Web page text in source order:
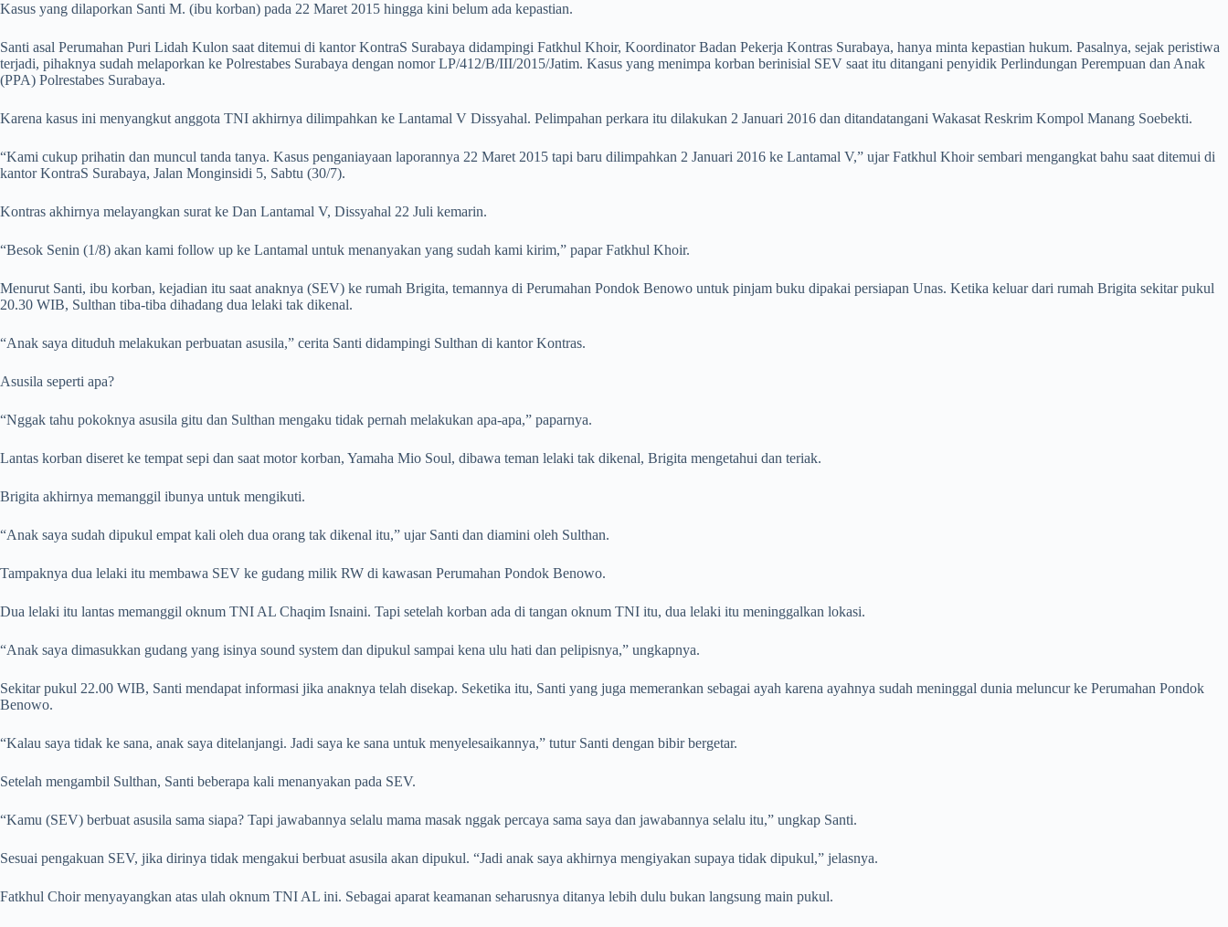
Kasus yang dilaporkan Santi M. (ibu korban) pada 22 Maret 2015 hingga kini belum ada kepastian.
Santi asal Perumahan Puri Lidah Kulon saat ditemui di kantor KontraS Surabaya didampingi Fatkhul Khoir, Koordinator Badan Pekerja Kontras Surabaya, hanya minta kepastian hukum. Pasalnya, sejak peristiwa
terjadi, pihaknya sudah melaporkan ke Polrestabes Surabaya dengan nomor LP/412/B/III/2015/Jatim. Kasus yang menimpa korban berinisial SEV saat itu ditangani penyidik Perlindungan Perempuan dan Anak
(PPA) Polrestabes Surabaya.
Karena kasus ini menyangkut anggota TNI akhirnya dilimpahkan ke Lantamal V Dissyahal. Pelimpahan perkara itu dilakukan 2 Januari 2016 dan ditandatangani Wakasat Reskrim Kompol Manang Soebekti.
“Kami cukup prihatin dan muncul tanda tanya. Kasus penganiayaan laporannya 22 Maret 2015 tapi baru dilimpahkan 2 Januari 2016 ke Lantamal V,” ujar Fatkhul Khoir sembari mengangkat bahu saat ditemui di
kantor KontraS Surabaya, Jalan Monginsidi 5, Sabtu (30/7).
Kontras akhirnya melayangkan surat ke Dan Lantamal V, Dissyahal 22 Juli kemarin.
“Besok Senin (1/8) akan kami follow up ke Lantamal untuk menanyakan yang sudah kami kirim,” papar Fatkhul Khoir.
Menurut Santi, ibu korban, kejadian itu saat anaknya (SEV) ke rumah Brigita, temannya di Perumahan Pondok Benowo untuk pinjam buku dipakai persiapan Unas. Ketika keluar dari rumah Brigita sekitar pukul
20.30 WIB, Sulthan tiba-tiba dihadang dua lelaki tak dikenal.
“Anak saya dituduh melakukan perbuatan asusila,” cerita Santi didampingi Sulthan di kantor Kontras.
Asusila seperti apa?
“Nggak tahu pokoknya asusila gitu dan Sulthan mengaku tidak pernah melakukan apa-apa,” paparnya.
Lantas korban diseret ke tempat sepi dan saat motor korban, Yamaha Mio Soul, dibawa teman lelaki tak dikenal, Brigita mengetahui dan teriak.
Brigita akhirnya memanggil ibunya untuk mengikuti.
“Anak saya sudah dipukul empat kali oleh dua orang tak dikenal itu,” ujar Santi dan diamini oleh Sulthan.
Tampaknya dua lelaki itu membawa SEV ke gudang milik RW di kawasan Perumahan Pondok Benowo.
Dua lelaki itu lantas memanggil oknum TNI AL Chaqim Isnaini. Tapi setelah korban ada di tangan oknum TNI itu, dua lelaki itu meninggalkan lokasi.
“Anak saya dimasukkan gudang yang isinya sound system dan dipukul sampai kena ulu hati dan pelipisnya,” ungkapnya.
Sekitar pukul 22.00 WIB, Santi mendapat informasi jika anaknya telah disekap. Seketika itu, Santi yang juga memerankan sebagai ayah karena ayahnya sudah meninggal dunia meluncur ke Perumahan Pondok
Benowo.
“Kalau saya tidak ke sana, anak saya ditelanjangi. Jadi saya ke sana untuk menyelesaikannya,” tutur Santi dengan bibir bergetar.
Setelah mengambil Sulthan, Santi beberapa kali menanyakan pada SEV.
“Kamu (SEV) berbuat asusila sama siapa? Tapi jawabannya selalu mama masak nggak percaya sama saya dan jawabannya selalu itu,” ungkap Santi.
Sesuai pengakuan SEV, jika dirinya tidak mengakui berbuat asusila akan dipukul. “Jadi anak saya akhirnya mengiyakan supaya tidak dipukul,” jelasnya.
Fatkhul Choir menyayangkan atas ulah oknum TNI AL ini. Sebagai aparat keamanan seharusnya ditanya lebih dulu bukan langsung main pukul.